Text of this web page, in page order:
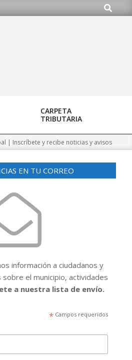
Buscar
CARPETA
TRIBUTARIA
| Inscríbete y recibe noticias y avisos
EN TU CORREO
información a ciudadanos y
el municipio, actividades
a nuestra lista de envío.
* Campos requeridos